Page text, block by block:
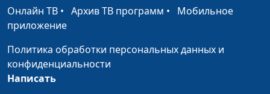
священнослужитель
Брань не против плоти и
крови
Алексей Мошкин,
Черно-белая полоса
Онлайн ТВ • Архив ТВ программ • Мобильное
приложение
Политика обработки персональных данных и
конфиденциальности
Написать